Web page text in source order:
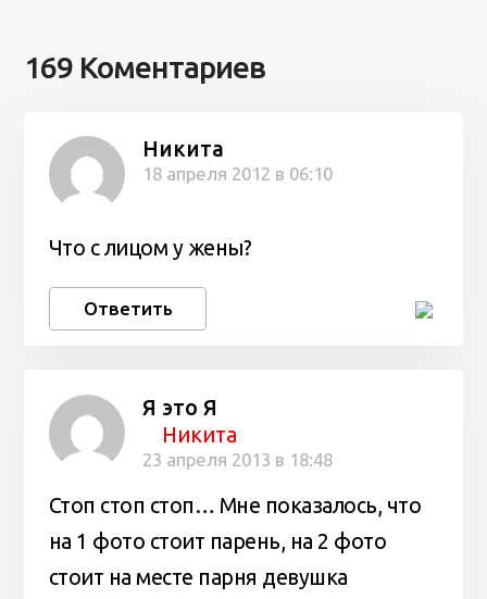
169 Коментариев
Никита
18 апреля 2012 в 06:10
Что с лицом у жены?
Ответить
Я это Я
Никита
23 апреля 2013 в 18:48
Стоп стоп стоп… Мне показалось, что
на 1 фото стоит парень, на 2 фото
стоит на месте парня девушка